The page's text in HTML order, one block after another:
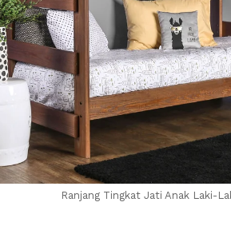
Ranjang Tingkat Jati Anak Laki-